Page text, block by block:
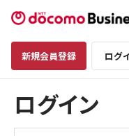
新規会員登録 ログ
ログイン